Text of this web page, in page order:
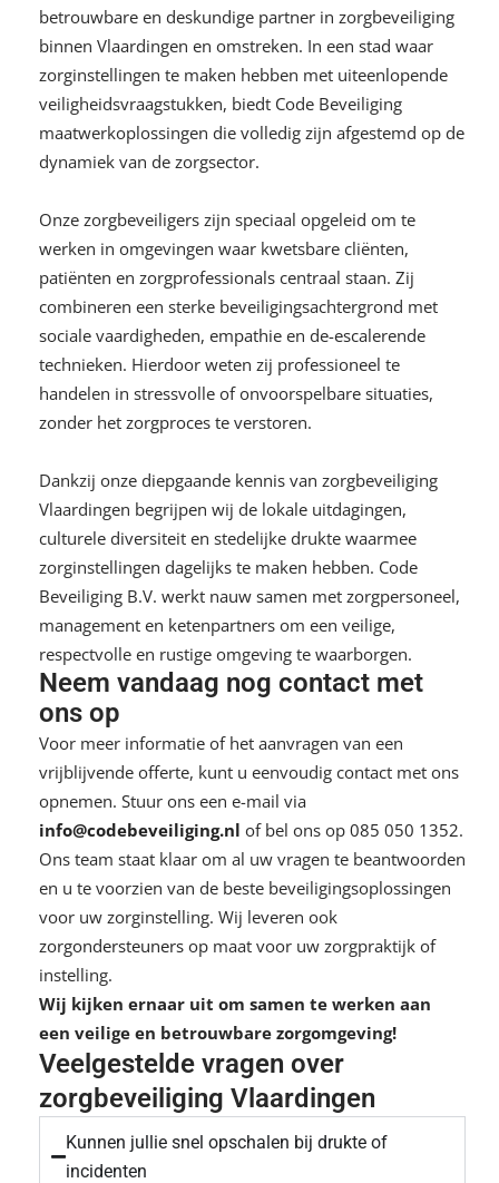
betrouwbare en deskundige partner in zorgbeveiliging
binnen Vlaardingen en omstreken. In een stad waar
zorginstellingen te maken hebben met uiteenlopende
veiligheidsvraagstukken, biedt Code Beveiliging
maatwerkoplossingen die volledig zijn afgestemd op de
dynamiek van de zorgsector.
Onze zorgbeveiligers zijn speciaal opgeleid om te
werken in omgevingen waar kwetsbare cliënten,
patiënten en zorgprofessionals centraal staan. Zij
combineren een sterke beveiligingsachtergrond met
sociale vaardigheden, empathie en de-escalerende
technieken. Hierdoor weten zij professioneel te
handelen in stressvolle of onvoorspelbare situaties,
zonder het zorgproces te verstoren.
Dankzij onze diepgaande kennis van zorgbeveiliging
Vlaardingen begrijpen wij de lokale uitdagingen,
culturele diversiteit en stedelijke drukte waarmee
zorginstellingen dagelijks te maken hebben. Code
Beveiliging B.V. werkt nauw samen met zorgpersoneel,
management en ketenpartners om een veilige,
respectvolle en rustige omgeving te waarborgen.
Neem vandaag nog contact met
ons op
Voor meer informatie of het aanvragen van een
vrijblijvende offerte, kunt u eenvoudig contact met ons
opnemen. Stuur ons een e-mail via
info@codebeveiliging.nl of bel ons op 085 050 1352.
Ons team staat klaar om al uw vragen te beantwoorden
en u te voorzien van de beste beveiligingsoplossingen
voor uw zorginstelling. Wij leveren ook
zorgondersteuners op maat voor uw zorgpraktijk of
instelling.
Wij kijken ernaar uit om samen te werken aan
een veilige en betrouwbare zorgomgeving!
Veelgestelde vragen over
zorgbeveiliging Vlaardingen
Kunnen jullie snel opschalen bij drukte of
incidenten